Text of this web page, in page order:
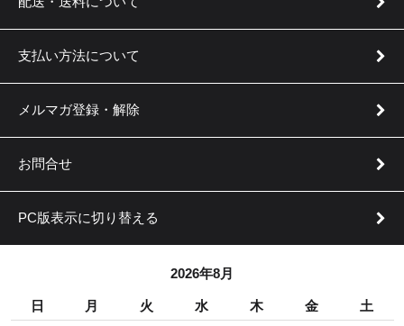
支払い方法について
メルマガ登録・解除
お問合せ
PC版表示に切り替える
2026年8月
日 月 火 水 木 金
土